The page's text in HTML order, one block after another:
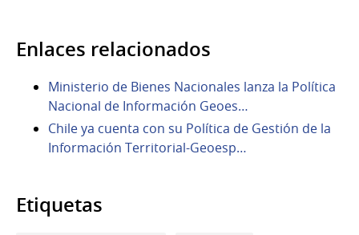
Enlaces relacionados
Ministerio de Bienes Nacionales lanza la Política
Nacional de Información Geoes…
Chile ya cuenta con su Política de Gestión de la
Información Territorial-Geoesp…
Etiquetas